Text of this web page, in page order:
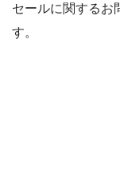
セールに関するお
す。